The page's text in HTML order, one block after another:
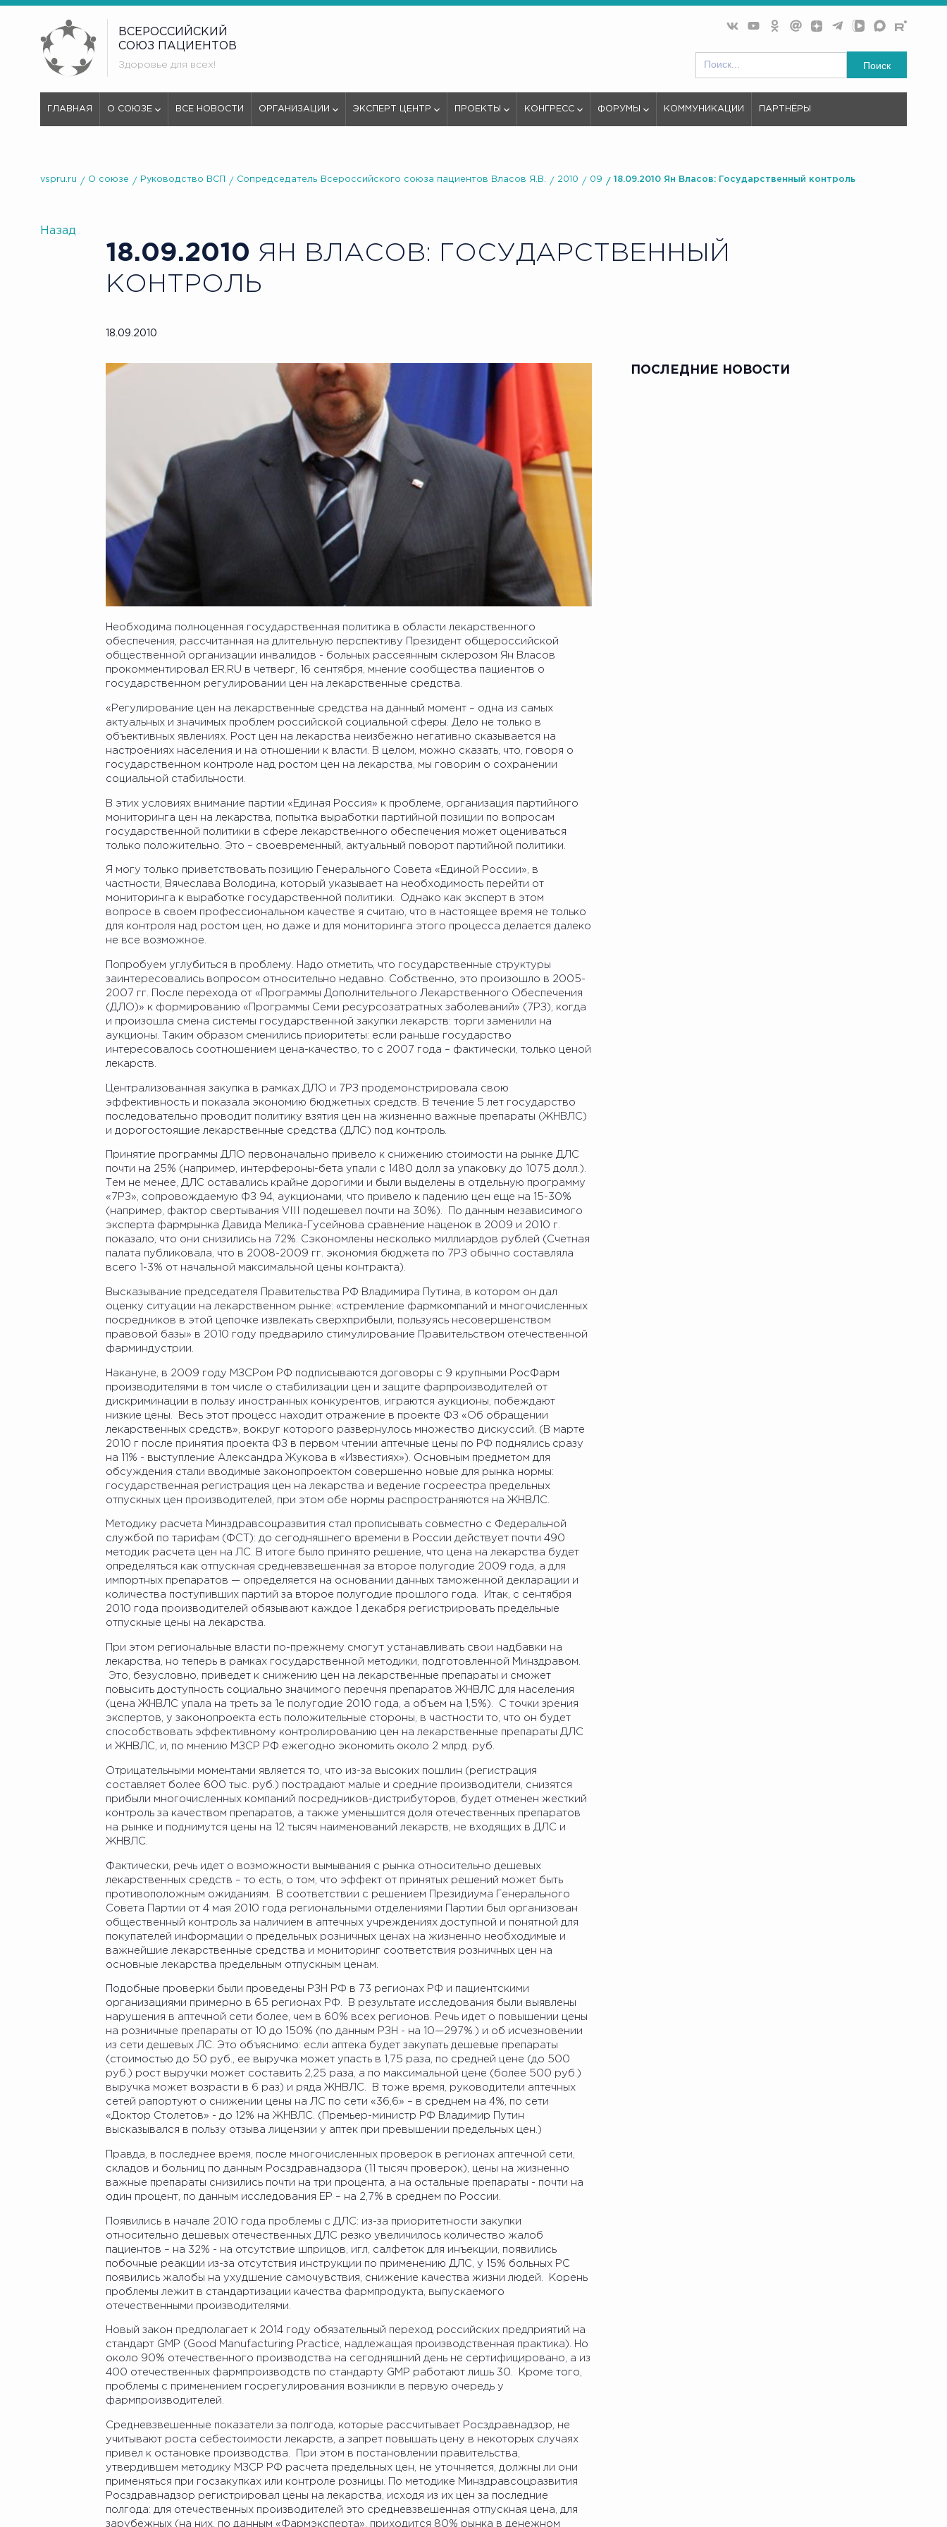
ВСЕРОССИЙСКИЙ
СОЮЗ ПАЦИЕНТОВ
Здоровье для всех! Поиск
ГЛАВНАЯ О СОЮЗЕ ВСЕ НОВОСТИ ОРГАНИЗАЦИИ ЭКСПЕРТ ЦЕНТР ПРОЕКТЫ КОНГРЕСС ФОРУМЫ КОММУНИКАЦИИ ПАРТНЁРЫ
vspru.ru О союзе Руководство ВСП Сопредседатель Всероссийского союза пациентов Власов Я.В. 2010 09 18.09.2010 Ян Власов: Государственный контроль
Назад
18.09.2010 ЯН ВЛАСОВ: ГОСУДАРСТВЕННЫЙ
КОНТРОЛЬ
18.09.2010
Необходима полноценная государственная политика в области лекарственного
обеспечения, рассчитанная на длительную перспективу Президент общероссийской
общественной организации инвалидов - больных рассеянным склерозом Ян Власов
прокомментировал ER.RU в четверг, 16 сентября, мнение сообщества пациентов о
государственном регулировании цен на лекарственные средства.
«Регулирование цен на лекарственные средства на данный момент – одна из самых
актуальных и значимых проблем российской социальной сферы. Дело не только в
объективных явлениях. Рост цен на лекарства неизбежно негативно сказывается на
настроениях населения и на отношении к власти. В целом, можно сказать, что, говоря о
государственном контроле над ростом цен на лекарства, мы говорим о сохранении
социальной стабильности.
В этих условиях внимание партии «Единая Россия» к проблеме, организация партийного
мониторинга цен на лекарства, попытка выработки партийной позиции по вопросам
государственной политики в сфере лекарственного обеспечения может оцениваться
только положительно. Это – своевременный, актуальный поворот партийной политики.
Я могу только приветствовать позицию Генерального Совета «Единой России», в
частности, Вячеслава Володина, который указывает на необходимость перейти от
мониторинга к выработке государственной политики. Однако как эксперт в этом
вопросе в своем профессиональном качестве я считаю, что в настоящее время не только
для контроля над ростом цен, но даже и для мониторинга этого процесса делается далеко
не все возможное.
Попробуем углубиться в проблему. Надо отметить, что государственные структуры
заинтересовались вопросом относительно недавно. Собственно, это произошло в 2005-
2007 гг. После перехода от «Программы Дополнительного Лекарственного Обеспечения
(ДЛО)» к формированию «Программы Семи ресурсозатратных заболеваний» (7РЗ), когда
и произошла смена системы государственной закупки лекарств: торги заменили на
аукционы. Таким образом сменились приоритеты: если раньше государство
интересовалось соотношением цена-качество, то с 2007 года – фактически, только ценой
лекарств.
Централизованная закупка в рамках ДЛО и 7РЗ продемонстрировала свою
эффективность и показала экономию бюджетных средств. В течение 5 лет государство
последовательно проводит политику взятия цен на жизненно важные препараты (ЖНВЛС)
и дорогостоящие лекарственные средства (ДЛС) под контроль.
Принятие программы ДЛО первоначально привело к снижению стоимости на рынке ДЛС
почти на 25% (например, интерфероны-бета упали с 1480 долл за упаковку до 1075 долл.).
Тем не менее, ДЛС оставались крайне дорогими и были выделены в отдельную программу
«7РЗ», сопровождаемую ФЗ 94, аукционами, что привело к падению цен еще на 15-30%
(например, фактор свертывания VIII подешевел почти на 30%). По данным независимого
эксперта фармрынка Давида Мелика-Гусейнова сравнение наценок в 2009 и 2010 г.
показало, что они снизились на 72%. Сэкономлены несколько миллиардов рублей (Счетная
палата публиковала, что в 2008-2009 гг. экономия бюджета по 7РЗ обычно составляла
всего 1-3% от начальной максимальной цены контракта).
Высказывание председателя Правительства РФ Владимира Путина, в котором он дал
оценку ситуации на лекарственном рынке: «стремление фармкомпаний и многочисленных
посредников в этой цепочке извлекать сверхприбыли, пользуясь несовершенством
правовой базы» в 2010 году предварило стимулирование Правительством отечественной
фарминдустрии.
Накануне, в 2009 году МЗСРом РФ подписываются договоры с 9 крупными РосФарм
производителями в том числе о стабилизации цен и защите фарпроизводителей от
дискриминации в пользу иностранных конкурентов, играются аукционы, побеждают
низкие цены. Весь этот процесс находит отражение в проекте ФЗ «Об обращении
лекарственных средств», вокруг которого развернулось множество дискуссий. (В марте
2010 г после принятия проекта ФЗ в первом чтении аптечные цены по РФ поднялись сразу
на 11% - выступление Александра Жукова в «Известиях»). Основным предметом для
обсуждения стали вводимые законопроектом совершенно новые для рынка нормы:
государственная регистрация цен на лекарства и ведение госреестра предельных
отпускных цен производителей, при этом обе нормы распространяются на ЖНВЛС.
Методику расчета Минздравсоцразвития стал прописывать совместно с Федеральной
службой по тарифам (ФСТ): до сегодняшнего времени в России действует почти 490
методик расчета цен на ЛС. В итоге было принято решение, что цена на лекарства будет
определяться как отпускная средневзвешенная за второе полугодие 2009 года, а для
импортных препаратов — определяется на основании данных таможенной декларации и
количества поступивших партий за второе полугодие прошлого года. Итак, с сентября
2010 года производителей обязывают каждое 1 декабря регистрировать предельные
отпускные цены на лекарства.
При этом региональные власти по-прежнему смогут устанавливать свои надбавки на
лекарства, но теперь в рамках государственной методики, подготовленной Минздравом.
Это, безусловно, приведет к снижению цен на лекарственные препараты и сможет
повысить доступность социально значимого перечня препаратов ЖНВЛС для населения
(цена ЖНВЛС упала на треть за 1е полугодие 2010 года, а объем на 1,5%). С точки зрения
экспертов, у законопроекта есть положительные стороны, в частности то, что он будет
способствовать эффективному контролированию цен на лекарственные препараты ДЛС
и ЖНВЛС, и, по мнению МЗСР РФ ежегодно экономить около 2 млрд. руб.
Отрицательными моментами является то, что из-за высоких пошлин (регистрация
составляет более 600 тыс. руб.) пострадают малые и средние производители, снизятся
прибыли многочисленных компаний посредников-дистрибуторов, будет отменен жесткий
контроль за качеством препаратов, а также уменьшится доля отечественных препаратов
на рынке и поднимутся цены на 12 тысяч наименований лекарств, не входящих в ДЛС и
ЖНВЛС.
Фактически, речь идет о возможности вымывания с рынка относительно дешевых
лекарственных средств – то есть, о том, что эффект от принятых решений может быть
противоположным ожиданиям. В соответствии с решением Президиума Генерального
Совета Партии от 4 мая 2010 года региональными отделениями Партии был организован
общественный контроль за наличием в аптечных учреждениях доступной и понятной для
покупателей информации о предельных розничных ценах на жизненно необходимые и
важнейшие лекарственные средства и мониторинг соответствия розничных цен на
основные лекарства предельным отпускным ценам.
Подобные проверки были проведены РЗН РФ в 73 регионах РФ и пациентскими
организациями примерно в 65 регионах РФ. В результате исследования были выявлены
нарушения в аптечной сети более, чем в 60% всех регионов. Речь идет о повышении цены
на розничные препараты от 10 до 150% (по данным РЗН - на 10—297%.) и об исчезновении
из сети дешевых ЛС. Это объяснимо: если аптека будет закупать дешевые препараты
(стоимостью до 50 руб., ее выручка может упасть в 1,75 раза, по средней цене (до 500
руб.) рост выручки может составить 2,25 раза, а по максимальной цене (более 500 руб.)
выручка может возрасти в 6 раз) и ряда ЖНВЛС. В тоже время, руководители аптечных
сетей рапортуют о снижении цены на ЛС по сети «36,6» – в среднем на 4%, по сети
«Доктор Столетов» - до 12% на ЖНВЛС. (Премьер-министр РФ Владимир Путин
высказывался в пользу отзыва лицензии у аптек при превышении предельных цен.)
Правда, в последнее время, после многочисленных проверок в регионах аптечной сети,
складов и больниц по данным Росздравнадзора (11 тысяч проверок), цены на жизненно
важные препараты снизились почти на три процента, а на остальные препараты - почти на
один процент, по данным исследования ЕР – на 2,7% в среднем по России.
Появились в начале 2010 года проблемы с ДЛС: из-за приоритетности закупки
относительно дешевых отечественных ДЛС резко увеличилось количество жалоб
пациентов – на 32% - на отсутствие шприцов, игл, салфеток для инъекции, появились
побочные реакции из-за отсутствия инструкции по применению ДЛС, у 15% больных РС
появились жалобы на ухудшение самочувствия, снижение качества жизни людей. Корень
проблемы лежит в стандартизации качества фармпродукта, выпускаемого
отечественными производителями.
Новый закон предполагает к 2014 году обязательный переход российских предприятий на
стандарт GMP (Good Manufacturing Practice, надлежащая производственная практика). Но
около 90% отечественного производства на сегодняшний день не сертифицировано, а из
400 отечественных фармпроизводств по стандарту GMP работают лишь 30. Кроме того,
проблемы с применением госрегулирования возникли в первую очередь у
фармпроизводителей.
Средневзвешенные показатели за полгода, которые рассчитывает Росздравнадзор, не
учитывают роста себестоимости лекарств, а запрет повышать цену в некоторых случаях
привел к остановке производства. При этом в постановлении правительства,
утвердившем методику МЗСР РФ расчета предельных цен, не уточняется, должны ли они
применяться при госзакупках или контроле розницы. По методике Минздравсоцразвития
Росздравнадзор регистрировал цены на лекарства, исходя из их цен за последние
полгода: для отечественных производителей это средневзвешенная отпускная цена, для
зарубежных (на них, по данным «Фармэксперта», приходится 80% рынка в денежном
ПОСЛЕДНИЕ НОВОСТИ